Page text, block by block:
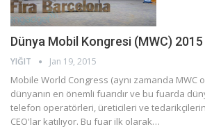
Dünya Mobil Kongresi (MWC) 2015
YIĞIT Jan 19, 2015
Mobile World Congress (aynı zamanda MWC
dünyanın en önemli fuarıdır ve bu fuarda
telefon operatörleri, üreticileri ve
CEO'lar katılıyor. Bu fuar ilk olarak…